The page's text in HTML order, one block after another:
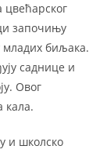
започињу
биљака.
саднице и
Овог
кала.
и школско